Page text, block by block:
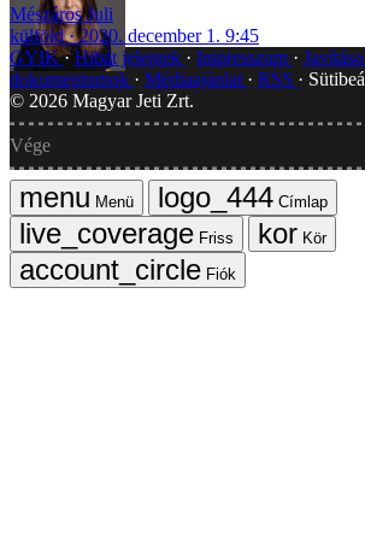
Mészáros Juli
külföld
2020. december 1. 9:45
GYIK Hibát jelentek Impresszum
dokumentumok
Médiaajánlat RSS
© 2026 Magyar Jeti Zrt.
Vége
Menü
Címlap
Friss
Kör
Fiók